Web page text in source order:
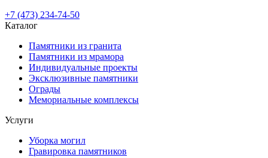
+7 (473) 234-74-50
Каталог
Памятники из гранита
Памятники из мрамора
Индивидуальные проекты
Эксклюзивные памятники
Ограды
Мемориальные комплексы
Услуги
Уборка могил
Гравировка памятников